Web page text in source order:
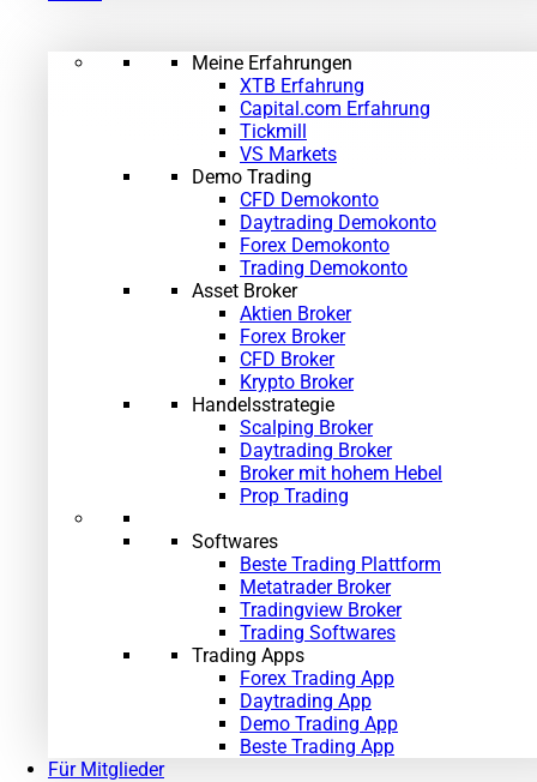
Meine Erfahrungen
XTB Erfahrung
Capital.com Erfahrung
Tickmill
VS Markets
Demo Trading
CFD Demokonto
Daytrading Demokonto
Forex Demokonto
Trading Demokonto
Asset Broker
Aktien Broker
Forex Broker
CFD Broker
Krypto Broker
Handelsstrategie
Scalping Broker
Daytrading Broker
Broker mit hohem Hebel
Prop Trading
Softwares
Beste Trading Plattform
Metatrader Broker
Tradingview Broker
Trading Softwares
Trading Apps
Forex Trading App
Daytrading App
Demo Trading App
Beste Trading App
Für Mitglieder